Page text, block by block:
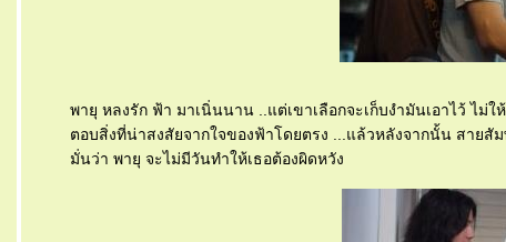
พายุ หลงรัก ฟ้า มาเนิ่นนาน ..แต่เขาเลือกจะเก็บงำมันเอาไว้ ไม่
ตอบสิ่งที่น่าสงสัยจากใจของฟ้าโดยตรง ...แล้วหลังจากนั้น สายสั
มั่นว่า พายุ จะไม่มีวันทำให้เธอต้องผิดหวัง